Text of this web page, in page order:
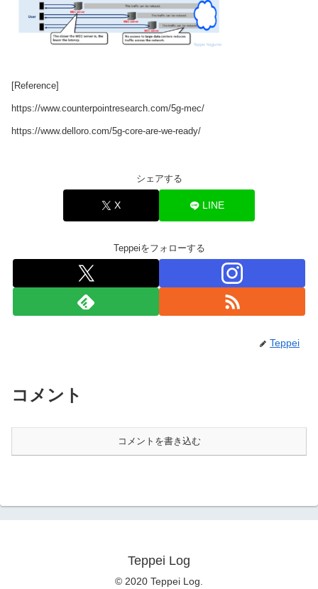
[Reference]
https://www.counterpointresearch.com/5g-mec/
https://www.delloro.com/5g-core-are-we-ready/
シェアする
X LINE
Teppeiをフォローする
Teppei
コメント
コメントを書き込む
Teppei Log
© 2020 Teppei Log.